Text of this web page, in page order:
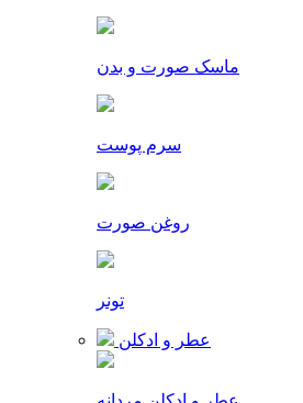
ماسک صورت و بدن
سرم پوست
روغن صورت
تونر
عطر و ادکلن